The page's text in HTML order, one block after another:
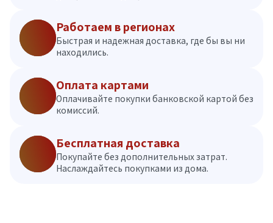
Работаем в регионах
Быстрая и надежная доставка, где бы вы ни
находились.
Оплата картами
Оплачивайте покупки банковской картой без
комиссий.
Бесплатная доставка
Покупайте без дополнительных затрат.
Наслаждайтесь покупками из дома.